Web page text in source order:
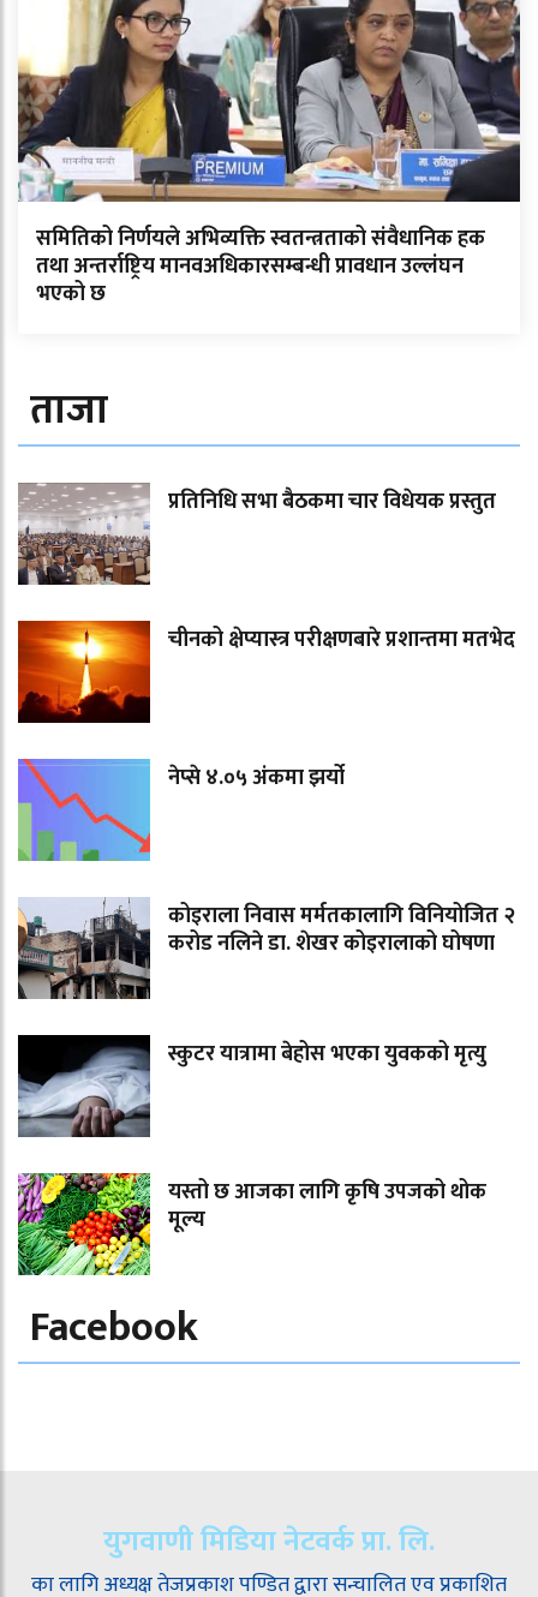
समितिको निर्णयले अभिव्यक्ति स्वतन्त्रताको संवैधानिक हक
तथा अन्तर्राष्ट्रिय मानवअधिकारसम्बन्धी प्रावधान उल्लंघन
भएको छ
ताजा
प्रतिनिधि सभा बैठकमा चार विधेयक प्रस्तुत
चीनको क्षेप्यास्त्र परीक्षणबारे प्रशान्तमा मतभेद
नेप्से ४.०५ अंकमा झर्यो
कोइराला निवास मर्मतकालागि विनियोजित २
करोड नलिने डा. शेखर कोइरालाको घोषणा
स्कुटर यात्रामा बेहोस भएका युवकको मृत्यु
यस्तो छ आजका लागि कृषि उपजको थोक
मूल्य
Facebook
युगवाणी मिडिया नेटवर्क प्रा. लि.
का लागि अध्यक्ष तेजप्रकाश पण्डित द्वारा सन्चालित एव प्रकाशित